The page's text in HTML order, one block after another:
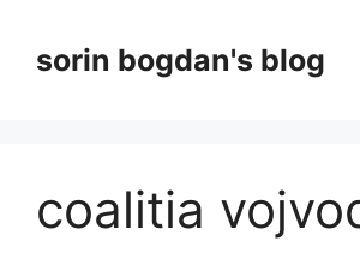
contentsorin bogdan's blog
coalitia